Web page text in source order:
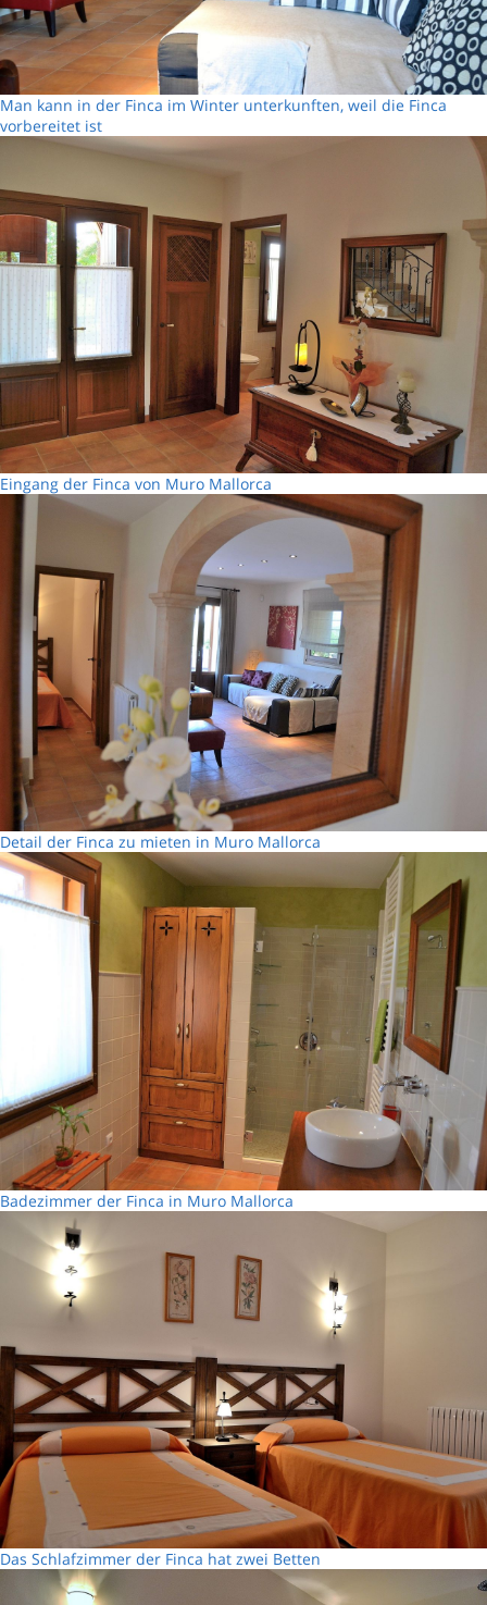
Man kann in der Finca im Winter unterkunften, weil die Finca
vorbereitet ist
Eingang der Finca von Muro Mallorca
Detail der Finca zu mieten in Muro Mallorca
Badezimmer der Finca in Muro Mallorca
Das Schlafzimmer der Finca hat zwei Betten